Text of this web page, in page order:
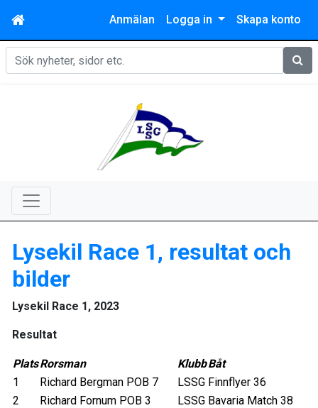
Anmälan Logga in Skapa konto
Sök
Lysekil Race 1, resultat och
bilder
Lysekil Race 1, 2023
Resultat
PlatsRorsman KlubbBåt
1
Richard Bergman POB 7 LSSG Finnflyer 36
2
Richard Fornum POB 3 LSSG Bavaria Match 38